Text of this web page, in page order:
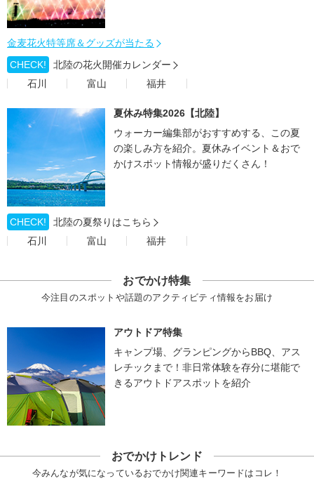
金麦花火特等席＆グッズが当たる
CHECK!
北陸の花火開催カレンダー
石川
富山 福井
夏休み特集2026【北陸】
ウォーカー編集部がおすすめする、この夏
の楽しみ方を紹介。夏休みイベント＆おで
かけスポット情報が盛りだくさん！
CHECK!
北陸の夏祭りはこちら
石川
富山 福井
おでかけ特集
今注目のスポットや話題のアクティビティ情報をお届け
アウトドア特集
キャンプ場、グランピングからBBQ、アス
レチックまで！非日常体験を存分に堪能で
きるアウトドアスポットを紹介
おでかけトレンド
今みんなが気になっているおでかけ関連キーワードはコレ！